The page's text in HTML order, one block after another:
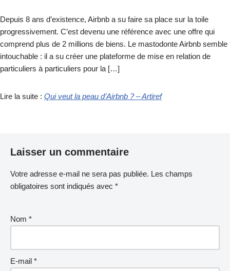
Depuis 8 ans d’existence, Airbnb a su faire sa place sur la toile
progressivement. C’est devenu une référence avec une offre qui
comprend plus de 2 millions de biens. Le mastodonte Airbnb semble
intouchable : il a su créer une plateforme de mise en relation de
particuliers à particuliers pour la […]
Lire la suite : Qui veut la peau d’Airbnb ? – Artiref
Laisser un commentaire
Votre adresse e-mail ne sera pas publiée. Les champs
obligatoires sont indiqués avec *
Nom *
E-mail *